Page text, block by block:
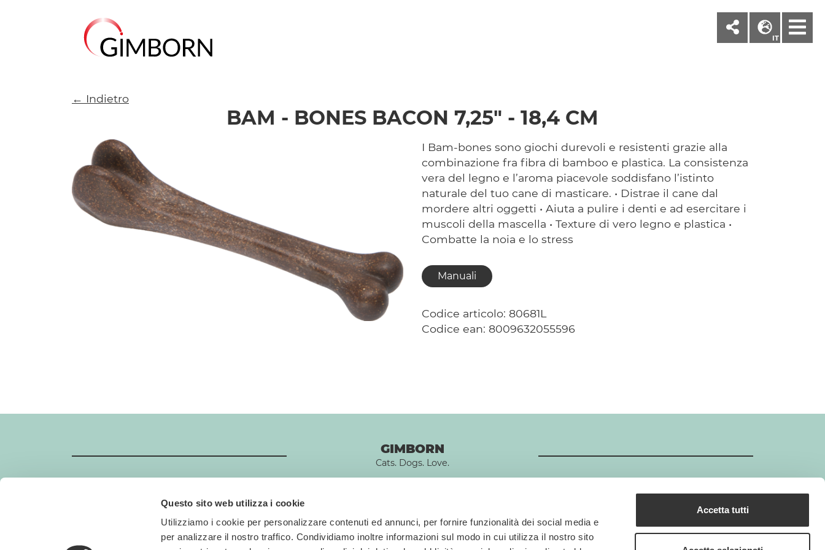
Questo sito web utilizza i cookie
Utilizziamo i cookie per personalizzare contenuti ed annunci, per fornire funzionalità dei social media e
per analizzare il nostro traffico. Condividiamo inoltre informazioni sul modo in cui utilizza il nostro sito
Accetta tutti
IT
← Indietro
BAM - BONES BACON 7,25" - 18,4 CM
I Bam-bones sono giochi durevoli e resistenti grazie alla
combinazione fra fibra di bamboo e plastica. La consistenza
vera del legno e l’aroma piacevole soddisfano l’istinto
naturale del tuo cane di masticare. • Distrae il cane dal
mordere altri oggetti • Aiuta a pulire i denti e ad esercitare i
muscoli della mascella • Texture di vero legno e plastica •
Combatte la noia e lo stress
Manuali
Codice articolo: 80681L
Codice ean: 8009632055596
GIMBORN
Cats. Dogs. Love.
Gimborn Italia S.r.l. Società a Socio Unico
P.IVA 01631460357
GIMBORN Certificazione ISO
Gimborn GMBH è un'azienda certificata ISO.
La Certificazione ISO 9001 crea le basi per un